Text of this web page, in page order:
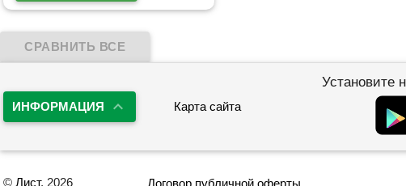
ИНФОРМАЦИЯ Карта сайта
Установите
© Лист, 2026 Договор публичной оферты